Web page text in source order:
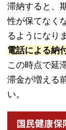
滞納すると、
性が保てなく
るようになり
電話による納
この時点で延
滞金が増える
い。
国民健康保